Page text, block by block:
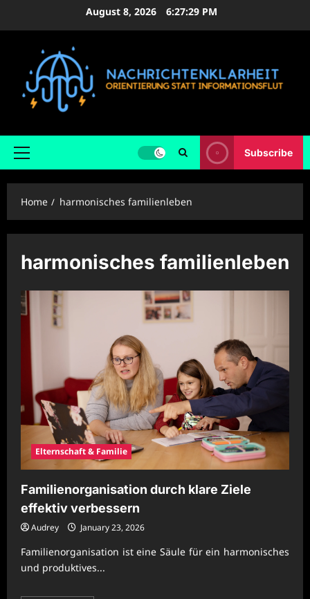
August 8, 2026 6:27:30 PM
Primary
Subscribe
Home harmonisches familienleben
harmonisches familienleben
Elternschaft & Familie
Familienorganisation durch klare Ziele
effektiv verbessern
Audrey January 23, 2026
Familienorganisation ist eine Säule für ein harmonisches
und produktives...